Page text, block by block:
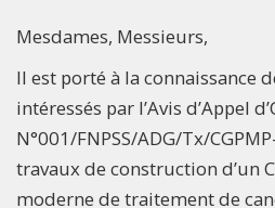
Mesdames, Messieurs,
Il est porté à la connaissance
intéressés par l’Avis d’Appel
N°001/FNPSS/ADG/Tx/
travaux de construction d’un
moderne de traitement de